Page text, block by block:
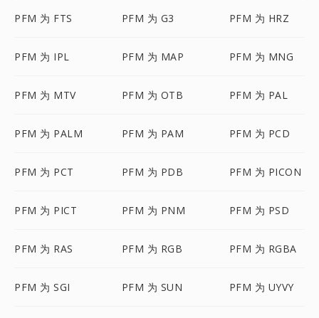
PFM 为 FTS PFM 为 G3 PFM 为 HRZ
PFM 为 IPL PFM 为 MAP PFM 为 MNG
PFM 为 MTV PFM 为 OTB PFM 为 PAL
PFM 为 PALM PFM 为 PAM PFM 为 PCD
PFM 为 PCT PFM 为 PDB PFM 为 PICON
PFM 为 PICT PFM 为 PNM PFM 为 PSD
PFM 为 RAS PFM 为 RGB PFM 为 RGBA
PFM 为 SGI PFM 为 SUN PFM 为 UYVY